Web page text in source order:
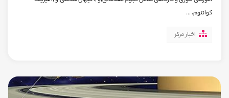
کوانتوم، ...
اخبار مرکز